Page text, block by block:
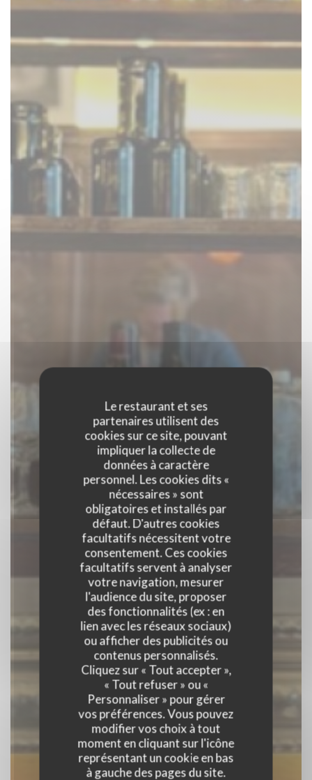
Le restaurant et ses
partenaires utilisent des
cookies sur ce site, pouvant
impliquer la collecte de
données à caractère
personnel. Les cookies dits «
nécessaires » sont
obligatoires et installés par
défaut. D'autres cookies
facultatifs nécessitent votre
consentement. Ces cookies
facultatifs servent à analyser
votre navigation, mesurer
l'audience du site, proposer
des fonctionnalités (ex : en
lien avec les réseaux sociaux)
ou afficher des publicités ou
contenus personnalisés.
Cliquez sur « Tout accepter »,
« Tout refuser » ou «
Personnaliser » pour gérer
vos préférences. Vous pouvez
modifier vos choix à tout
moment en cliquant sur l'icône
représentant un cookie en bas
à gauche des pages du site.
BISTRO GRIFFES
BISTROT|PARIS
RÉSERVER